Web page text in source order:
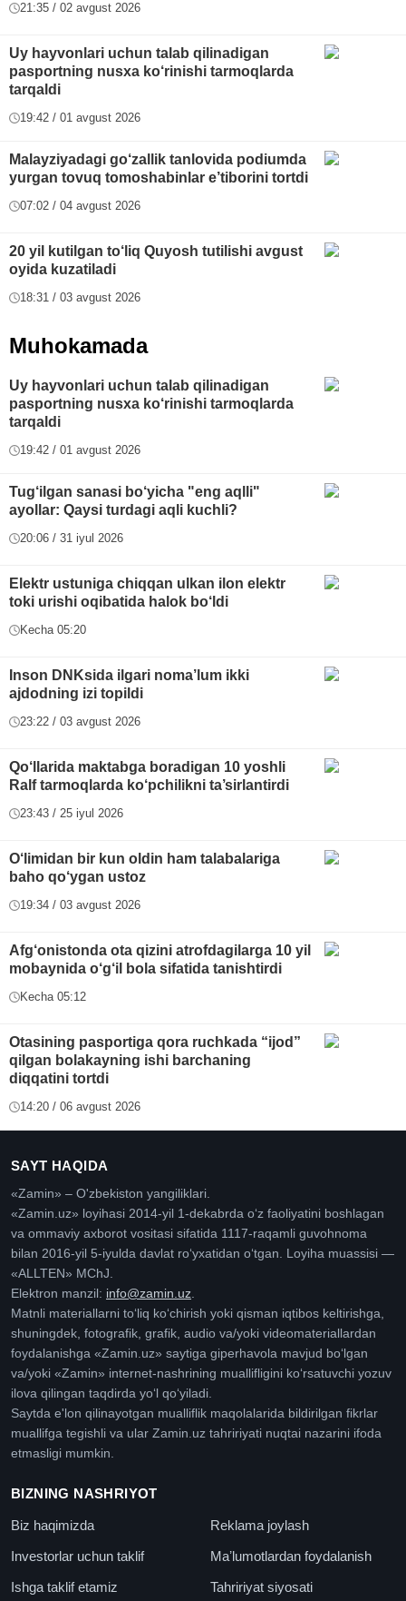
21:35 / 02 avgust 2026
Uy hayvonlari uchun talab qilinadigan
pasportning nusxa ko‘rinishi tarmoqlarda
tarqaldi
19:42 / 01 avgust 2026
Malayziyadagi go‘zallik tanlovida podiumda
yurgan tovuq tomoshabinlar e’tiborini tortdi
07:02 / 04 avgust 2026
20 yil kutilgan to‘liq Quyosh tutilishi avgust
oyida kuzatiladi
18:31 / 03 avgust 2026
Muhokamada
Uy hayvonlari uchun talab qilinadigan
pasportning nusxa ko‘rinishi tarmoqlarda
tarqaldi
19:42 / 01 avgust 2026
Tug‘ilgan sanasi bo‘yicha "eng aqlli"
ayollar: Qaysi turdagi aqli kuchli?
20:06 / 31 iyul 2026
Elektr ustuniga chiqqan ulkan ilon elektr
toki urishi oqibatida halok bo‘ldi
Kecha 05:20
Inson DNKsida ilgari noma’lum ikki
ajdodning izi topildi
23:22 / 03 avgust 2026
Qo‘llarida maktabga boradigan 10 yoshli
Ralf tarmoqlarda ko‘pchilikni ta’sirlantirdi
23:43 / 25 iyul 2026
O‘limidan bir kun oldin ham talabalariga
baho qo‘ygan ustoz
19:34 / 03 avgust 2026
Afg‘onistonda ota qizini atrofdagilarga 10 yil
mobaynida o‘g‘il bola sifatida tanishtirdi
Kecha 05:12
Otasining pasportiga qora ruchkada “ijod”
qilgan bolakayning ishi barchaning
diqqatini tortdi
14:20 / 06 avgust 2026
SAYT HAQIDA
«Zamin» – O'zbekiston yangiliklari.
«Zamin.uz» loyihasi 2014-yil 1-dekabrda oʻz faoliyatini boshlagan
va ommaviy axborot vositasi sifatida 1117-raqamli guvohnoma
bilan 2016-yil 5-iyulda davlat roʻyxatidan oʻtgan. Loyiha muassisi —
«ALLTEN» MChJ.
Elektron manzil: info@zamin.uz.
Matnli materiallarni toʻliq koʻchirish yoki qisman iqtibos keltirishga,
shuningdek, fotografik, grafik, audio va/yoki videomateriallardan
foydalanishga «Zamin.uz» saytiga giperhavola mavjud boʻlgan
va/yoki «Zamin» internet-nashrining muallifligini koʻrsatuvchi yozuv
ilova qilingan taqdirda yoʻl qoʻyiladi.
Saytda e'lon qilinayotgan mualliflik maqolalarida bildirilgan fikrlar
muallifga tegishli va ular Zamin.uz tahririyati nuqtai nazarini ifoda
etmasligi mumkin.
BIZNING NASHRIYOT
Biz haqimizda
Reklama joylash
Investorlar uchun taklif
Maʼlumotlardan foydalanish
Ishga taklif etamiz
Tahririyat siyosati